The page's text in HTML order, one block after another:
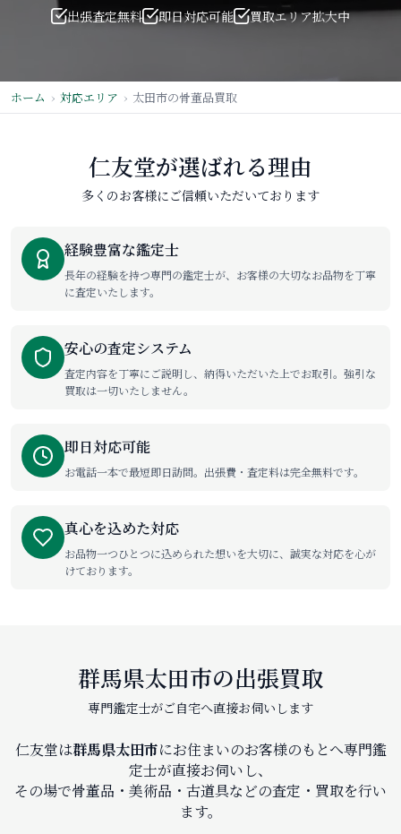
出張査定無料 即日対応可能 買取エリア拡大中
ホーム 対応エリア 太田市の骨董品買取
仁友堂が選ばれる理由
多くのお客様にご信頼いただいております
経験豊富な鑑定士
長年の経験を持つ専門の鑑定士が、お客様の大切なお品物を丁寧
に査定いたします。
安心の査定システム
査定内容を丁寧にご説明し、納得いただいた上でお取引。強引な
買取は一切いたしません。
即日対応可能
お電話一本で最短即日訪問。出張費・査定料は完全無料です。
真心を込めた対応
お品物一つひとつに込められた想いを大切に、誠実な対応を心が
けております。
群馬県太田市の出張買取
専門鑑定士がご自宅へ直接お伺いします
仁友堂は群馬県太田市にお住まいのお客様のもとへ専門鑑
定士が直接お伺いし、
その場で骨董品・美術品・古道具などの査定・買取を行い
ます。